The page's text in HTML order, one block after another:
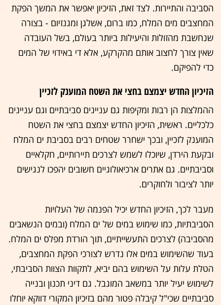
הסביבה והתיירות. לצד זאת, הזיכיון יאפשר את המשך הפקת
המחצבים מים המלח, כמו ברום, אשלגן ומגנזיום - בצורה
שנחשבת מהזולות והיעילות ביותר בעולם, בשל העובדה
שאין צורך לחצוב אותם מהקרקע, אלא די באידוי של המים
כדי להפיקם.
הזיכיון החדש יצמצם בחצי את השטח המוענק לזכיין
ההמלצות הן רבות ומקיפות גם עניינים סביבתיים וגם עניינים
כלכליים. ראשית, הזיכיון החדש יצמצם בחצי את השטח
המוענק לזכיין, ובכך ישחרר שטחים רבים בסביבת ים המלח
ובקעת הירדן, שיוכלו לשמש לצרכים תיירותיים, חקלאיים
וסביבתיים. גם אתרים ארכיאולוגיים חשובים יהפכו לנגישים
יותר לציבור ולחוקרים.
מעבר לכך, הזיכיון החדש יכיל הפנמה של העלויות
הסביבתיות, כמו שימוש במים של ים המלח (ובמים הנשאבים
מהסביבה) לצרכים התעשייתיים, תוך הורדת מפלס ים המלח.
בעוד שהשימוש במים אלו נדרש לצורכי הפקת המחצבים,
הטלת עלות על השימוש בהם יביא, לתקוות הצוות הסביבתי,
לשימוש יעיל יותר במשאב המוגבל. גם דיני תכנון ובנייה
סביבתיים שכי"ל קיבלה פטור מהם בזיכיון המקורי דווקא יוחלו